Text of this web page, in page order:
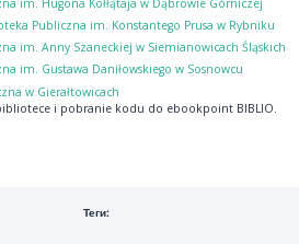
im. Hugona Kołłątaja w Dąbrowie Górniczej
Publiczna im. Konstantego Prusa w Rybniku
im. Anny Szaneckiej w Siemianowicach Śląskich
im. Gustawa Daniłowskiego w Sosnowcu
w Gierałtowicach
i pobranie kodu do ebookpoint BIBLIO.
Теги: